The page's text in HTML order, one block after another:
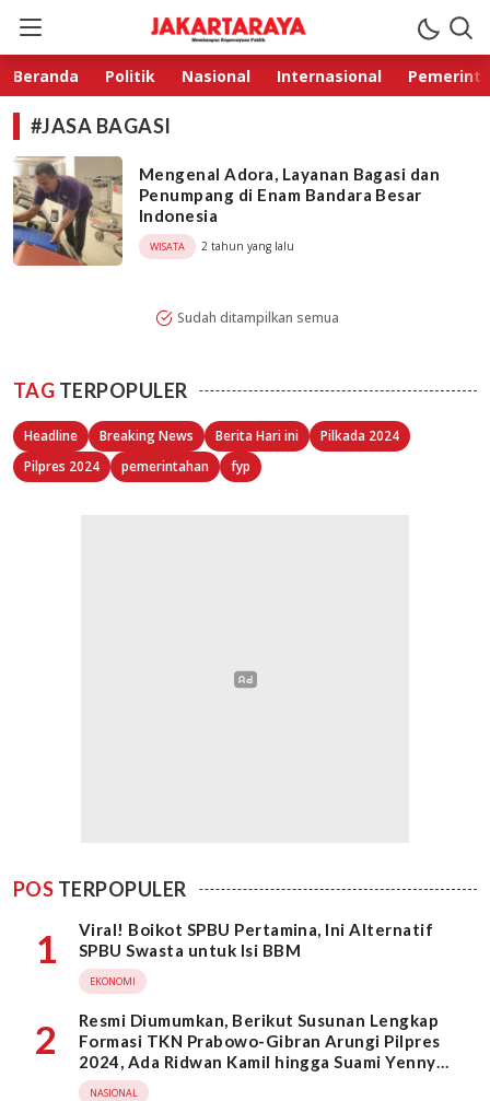
Jakarta Raya
Membangun Kepercayaan Publik
Beranda Politik Nasional Internasional
#JASA BAGASI
Mengenal Adora, Layanan Bagasi dan
Penumpang di Enam Bandara Besar
Indonesia
WISATA 2 tahun yang lalu
Sudah ditampilkan semua
TAG TERPOPULER
Headline Breaking News Berita Hari ini
Pilkada 2024
Pilpres 2024
pemerintahan fyp
POS TERPOPULER
1
Viral! Boikot SPBU Pertamina, Ini Alternatif
SPBU Swasta untuk Isi BBM
EKONOMI
2
Resmi Diumumkan, Berikut Susunan Lengkap
Formasi TKN Prabowo-Gibran Arungi Pilpres
2024, Ada Ridwan Kamil hingga Suami Yenny
Wahid
NASIONAL